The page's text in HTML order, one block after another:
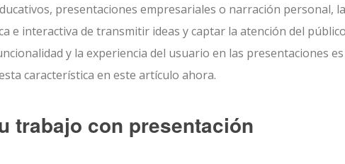
presentaciones empresariales o narración personal,
e interactiva de transmitir ideas y captar la atención del
y la experiencia del usuario en las presentaciones
característica en este artículo ahora.
trabajo con presentación